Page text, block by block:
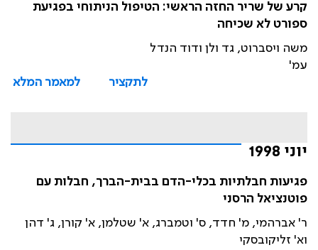
קרע של שריר החזה הראשי: הטיפול הניתוחי בפגיעת
ספורט לא שכיחה
משה ויסברוט, גד ולן ודוד הנדל
עמ'
לתקציר
למאמר המלא
יוני 1998
פגיעות חבלתיות בכלי-הדם בבית-הברך, חבלות עם
פוטנציאל הרסני
ר' אברהמי, מ' חדד, ס' וטמברג, א' שטלמן, א' קורן, ג' דהן
וא' זליקובסקי